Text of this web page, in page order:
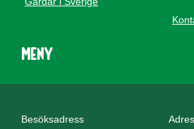
Meny
Besöksadress